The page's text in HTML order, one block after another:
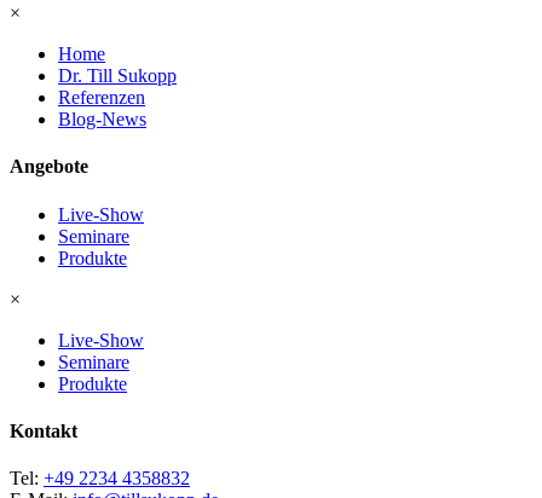
×
Home
Dr. Till Sukopp
Referenzen
Blog-News
Angebote
Live-Show
Seminare
Produkte
×
Live-Show
Seminare
Produkte
Kontakt
Tel: +49 2234 4358832